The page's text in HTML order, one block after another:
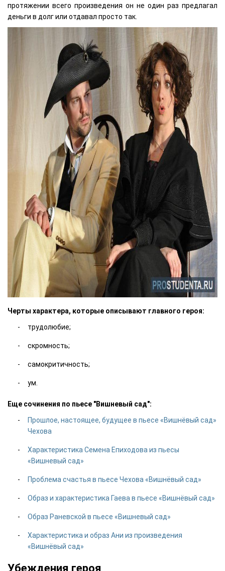
протяжении всего произведения он не один раз предлагал
деньги в долг или отдавал просто так.
Черты характера, которые описывают главного героя:
трудолюбие;
скромность;
самокритичность;
ум.
Еще сочинения по пьесе "Вишневый сад":
Прошлое, настоящее, будущее в пьесе «Вишнёвый сад»
Чехова
Характеристика Семена Епиходова из пьесы
«Вишневый сад»
Проблема счастья в пьесе Чехова «Вишнёвый сад»
Образ и характеристика Гаева в пьесе «Вишнёвый сад»
Образ Раневской в пьесе «Вишневый сад»
Характеристика и образ Ани из произведения
«Вишнёвый сад»
Убеждения героя